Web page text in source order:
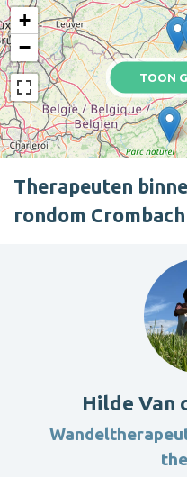
TOON
+
−
Therapeuten
rondom Crombach
Hilde Van